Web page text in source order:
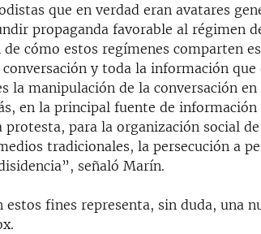
que en verdad eran avatares
propaganda favorable al régimen
cómo estos regímenes comparten
y toda la información
la manipulación de la conversación en
en la principal fuente de información
protesta, para la organización social
tradicionales, la persecución a
señaló Marín.
estos fines representa, sin duda, una